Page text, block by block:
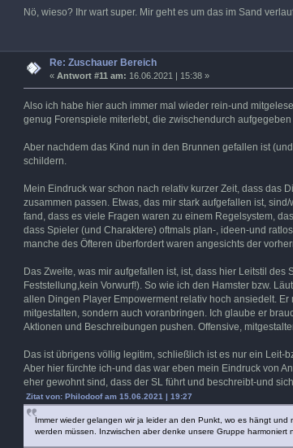
Nö, wieso? Ihr wart super. Mir geht es um das im Sand
Re: Zuschauer Bereich
«Antwort #11 am: 16.06.2021 | 15:38 »
Also ich habe hier auch immer mal wieder rein-und
genug Forenspiele miterlebt, die zwischendurch
Aber nachdem das Kind nun in den Brunnen gefallen ist
schildern.
Mein Eindruck war schon nach relativ kurzer Zeit, dass das
zusammen passen. Etwas, das mir stark aufgefallen ist,
fand, dass es viele Fragen waren zu einem Regelsystem,
dass Spieler (und Charaktere) oftmals plan-, ideen-und
manche des Öfteren überfordert waren angesichts der
Das Zweite, was mir aufgefallen ist, ist, dass hier Leitstil
Feststellung,kein Vorwurf!). So wie ich den Hamster bzw.
allen Dingen Player Empowerment relativ hoch ansiedelt.
mitgestalten, sondern auch voranbringen. Ich glaube er
Aktionen und Beschreibungen pushen. Offensive,
Das ist übrigens völlig legitim, schließlich ist es nur ein Leit-
Aber hier fürchte ich-und das war eben mein Eindruck von
eher gewohnt sind, dass der SL führt und beschreibt-und
Zitat von: Philodoof am 15.06.2021 | 19:27
Immer wieder gelangen wir ja leider an den Punkt, wo es hängt
werden müssen. Inzwischen aber denke unsere Gruppe harmoniert